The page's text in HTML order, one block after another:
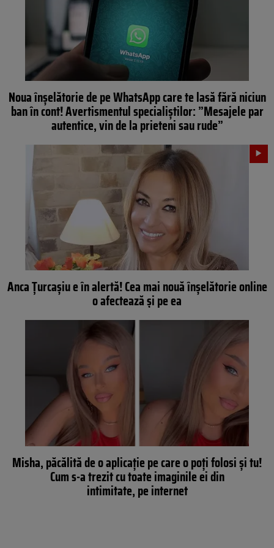
Noua înșelătorie de pe WhatsApp care te lasă fără niciun
ban în cont! Avertismentul specialiștilor: ”Mesajele par
autentice, vin de la prieteni sau rude”
Anca Țurcașiu e în alertă! Cea mai nouă înșelătorie online
o afectează și pe ea
Misha, păcălită de o aplicație pe care o poți folosi și tu!
Cum s-a trezit cu toate imaginile ei din
intimitate, pe internet